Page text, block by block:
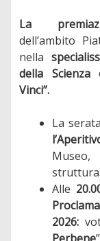
La
dell’ambito
nella
della
Vinci”.
La
struttura.
Alle
2026: